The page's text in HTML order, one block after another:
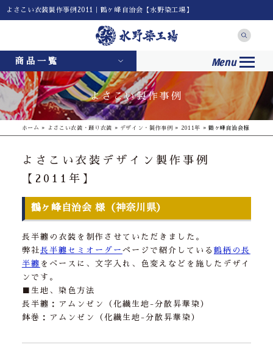
よさこい衣装製作事例2011｜鶴ヶ峰自治会【水野染工場】
商品一覧 Menu
よさこい製作事例
ホーム » よさこい衣装・踊り衣装 » デザイン・製作事例 » 2011年 » 鶴ヶ峰自治会様
よさこい衣装デザイン製作事例
【2011年】
鶴ヶ峰自治会 様（神奈川県）
長半纏の衣装を制作させていただきました。
弊社長半纏セミオーダー ページで紹介している 鶴柄の長
半纏 をベースに、文字入れ、色変えなどを施したデザイ
ンです。
■生地、染色方法
長半纏：アムンゼン（化繊生地-分散昇華染）
鉢巻：アムンゼン（化繊生地-分散昇華染）